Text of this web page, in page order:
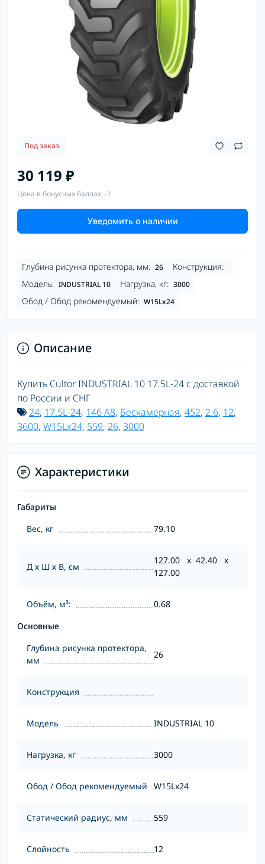
Под заказ
30 119 ₽
Цена в бонусных баллах: -1
Уведомить о наличии
Глубина рисунка протектора, мм: 26
Конструкция:
Модель: INDUSTRIAL 10 Нагрузка, кг: 3000
Обод / Обод рекомендуемый: W15Lx24
Описание
Купить Cultor INDUSTRIAL 10 17.5L-24 с доставкой
по России и СНГ
24, 17.5L-24, 146 A8, Бескамерная, 452, 2.6, 12,
3600, W15Lx24, 559, 26, 3000
Характеристики
Габариты
Вес, кг
79.10
Д х Ш х В, см
127.00 x 42.40 x
127.00
Объём, м³:
0.68
Основные
Глубина рисунка протектора,
мм
26
Конструкция
Модель INDUSTRIAL 10
Нагрузка, кг 3000
Обод / Обод рекомендуемый W15Lx24
Статический радиус, мм 559
Слойность 12